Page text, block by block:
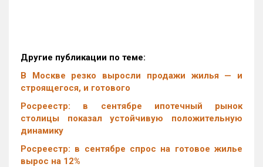
Другие публикации по теме:
В Москве резко выросли продажи жилья — и
строящегося, и готового
Росреестр: в сентябре ипотечный рынок
столицы показал устойчивую положительную
динамику
Росреестр: в сентябре спрос на готовое жилье
вырос на 12%